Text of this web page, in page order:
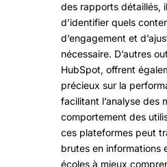
des rapports détaillés,
d’identifier quels
d’engagement et
nécessaire. D’autres
HubSpot, offrent
précieux sur la
facilitant l’analyse des
comportement des
ces plateformes peut
brutes en informations
écoles à mieux